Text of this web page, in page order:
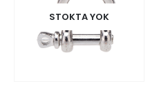
STOKTA YOK